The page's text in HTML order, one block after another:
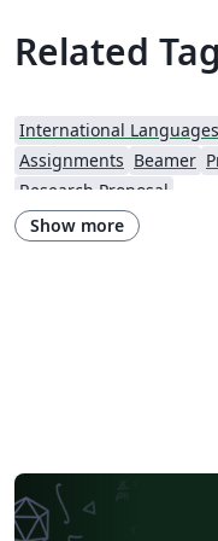
Related
International Languages
Assignments Beamer
Research Proposal
Show more